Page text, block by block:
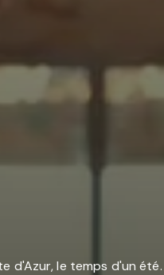
d'Azur, le temps d'un